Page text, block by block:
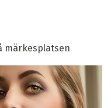
märkesplatsen